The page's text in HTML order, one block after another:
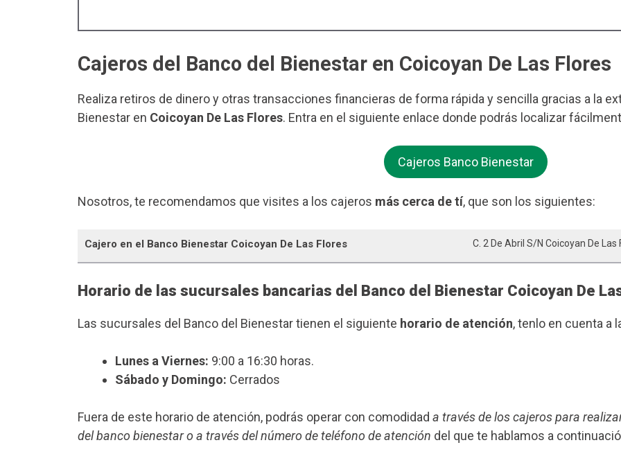
Cajeros del Banco del Bienestar en Coicoyan De Las Flores
Realiza retiros de dinero y otras transacciones financieras de forma rápida y sencilla gracias a la
Bienestar en Coicoyan De Las Flores. Entra en el siguiente enlace donde podrás localizar
Cajeros Banco Bienestar
Nosotros, te recomendamos que visites a los cajeros más cerca de tí, que son los siguientes:
Cajero en el Banco Bienestar Coicoyan De Las Flores C. 2 De Abril S/n Coicoyan De Las
Horario de las sucursales bancarias del Banco del Bienestar Coicoyan De
Las sucursales del Banco del Bienestar tienen el siguiente horario de atención, tenlo en cuenta a
Lunes a Viernes: 9:00 a 16:30 horas.
Sábado y Domingo: Cerrados
Fuera de este horario de atención, podrás operar con comodidad a través de los cajeros para
del banco bienestar o a través del número de teléfono de atención del que te hablamos a